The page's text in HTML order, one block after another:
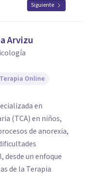
Siguiente
Arvizu
Terapia Online
en
(TCA) en niños,
de anorexia,
desde un enfoque
de la Terapia